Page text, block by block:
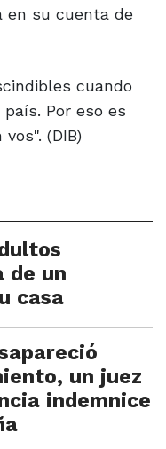
en su cuenta de
cuando
Por eso es
(DIB)
de un
casa
un juez
indemnice